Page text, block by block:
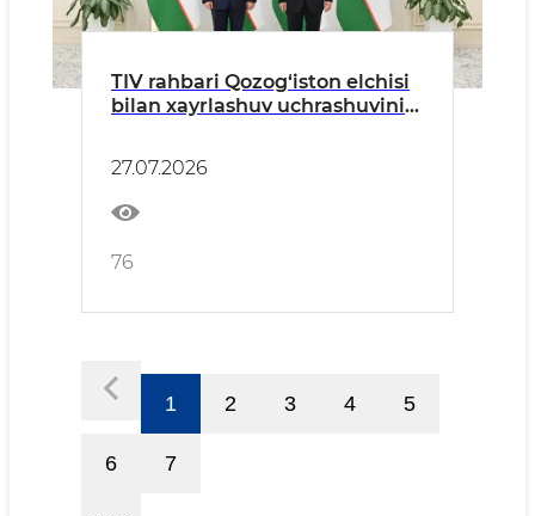
TIV rahbari Qozog‘iston elchisi
bilan xayrlashuv uchrashuvini
27.07.2026
76
1 2 3 4 5
6 7